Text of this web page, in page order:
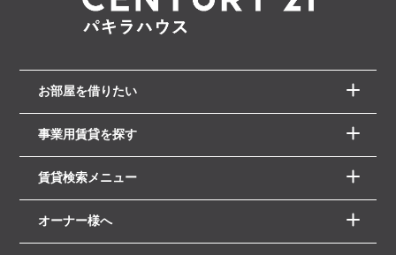
お部屋を借りたい
事業用賃貸を探す
賃貸検索メニュー
オーナー様へ